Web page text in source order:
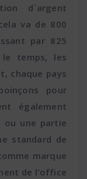
d`argent
va de 800
par 825
temps, les
chaque pays
pour
également
ou une partie
standard de
marque
de l’office